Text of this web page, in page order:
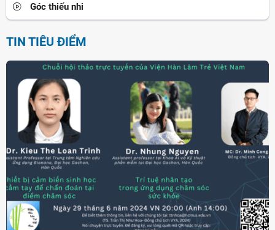
Góc thiếu nhi
TIN TIÊU ĐIỂM